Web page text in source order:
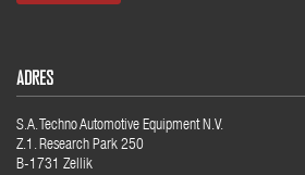
ADRES
S.A. Techno Automotive Equipment N.V.
Z.1. Research Park 250
B-1731 Zellik